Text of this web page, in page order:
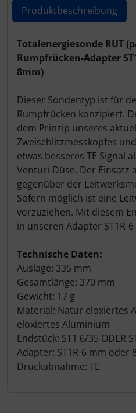
Produktbeschreibung
Totalenergiesonde RUT
Rumpfrücken-Adapter
8mm)
Dieser Sondentyp ist für
Rumpfrücken konzipiert.
dem Prinzip unseres
Zweischlitzmesskopfes
etwas besseres TE Signal
Venturi-Düse. Der Einsatz
gegenüber der
Sofern möglich ist eine
vorzuziehen. Mit diesem
in unseren Adapter ST1R-
Technische Daten:
Auslage: 335 mm
Gesamtlänge: 370 mm
Gewicht: 17 g
Material: Natur eloxiertes
eloxiertes Aluminium
Endstück: ST1 6/35 ODER
Adapter: ST1R-6 mm oder
Druckabnahme: TE